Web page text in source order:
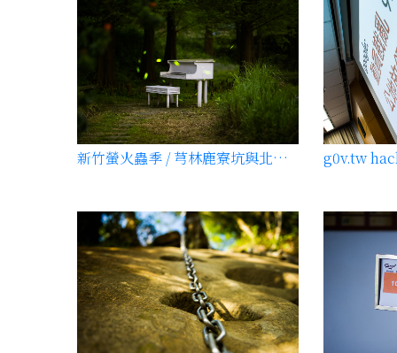
新竹螢火蟲季 / 芎林鹿寮坑與北埔冷泉